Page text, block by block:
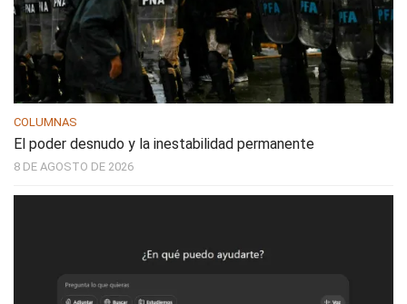
COLUMNAS
El poder desnudo y la inestabilidad permanente
8 DE AGOSTO DE 2026